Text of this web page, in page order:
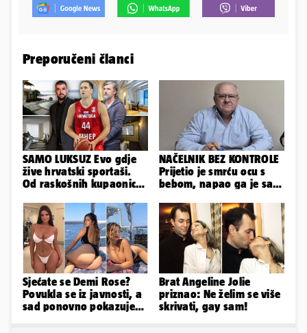
Preporučeni članci
SAMO LUKSUZ Evo gdje
žive hrvatski sportaši.
Od raskošnih kupaonica
NAČELNIK BEZ KONTROLE
Prijetio je smrću ocu s
bebom, napao ga je sa
Sjećate se Demi Rose?
Povukla se iz javnosti, a
sad ponovno pokazuje
Brat Angeline Jolie
priznao: Ne želim se više
skrivati, gay sam!